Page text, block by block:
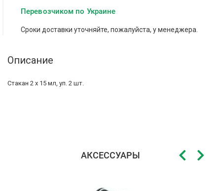
Перевозчиком по Украине
Сроки доставки уточняйте, пожалуйста, у менеджера.
Описание
Стакан 2 х 15 мл, уп. 2 шт.
АКСЕССУАРЫ